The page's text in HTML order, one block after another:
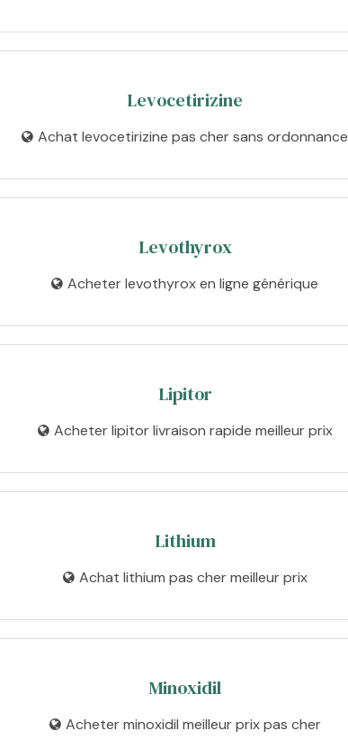
Levocetirizine
Achat levocetirizine pas cher sans ordonnance
Levothyrox
Acheter levothyrox en ligne générique
Lipitor
Acheter lipitor livraison rapide meilleur prix
Lithium
Achat lithium pas cher meilleur prix
Minoxidil
Acheter minoxidil meilleur prix pas cher